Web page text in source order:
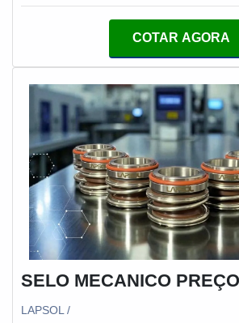
seja ele líquido ou gasoso.MAIS
para essa peça. Sendo assim, no
é essencial ter em mente que as
COTAR AGORA
SELO MECANICO PREÇO
LAPSOL /